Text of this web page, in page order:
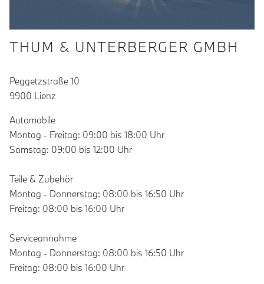
THUM & UNTERBERGER GMBH
Peggetzstraße 10
9900 Lienz
Automobile
Montag - Freitag: 09:00 bis 18:00 Uhr
Samstag: 09:00 bis 12:00 Uhr
Teile & Zubehör
Montag - Donnerstag: 08:00 bis 16:50 Uhr
Freitag: 08:00 bis 16:00 Uhr
Serviceannahme
Montag - Donnerstag: 08:00 bis 16:50 Uhr
Freitag: 08:00 bis 16:00 Uhr